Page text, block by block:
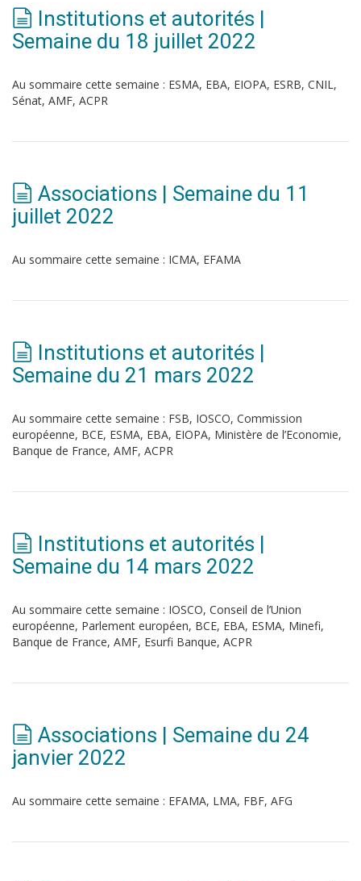
Institutions et autorités |
Semaine du 18 juillet 2022
Au sommaire cette semaine : ESMA, EBA, EIOPA, ESRB, CNIL,
Sénat, AMF, ACPR
Associations | Semaine du 11
juillet 2022
Au sommaire cette semaine : ICMA, EFAMA
Institutions et autorités |
Semaine du 21 mars 2022
Au sommaire cette semaine : FSB, IOSCO, Commission
européenne, BCE, ESMA, EBA, EIOPA, Ministère de l’Economie,
Banque de France, AMF, ACPR
Institutions et autorités |
Semaine du 14 mars 2022
Au sommaire cette semaine : IOSCO, Conseil de l’Union
européenne, Parlement européen, BCE, EBA, ESMA, Minefi,
Banque de France, AMF, Esurfi Banque, ACPR
Associations | Semaine du 24
janvier 2022
Au sommaire cette semaine : EFAMA, LMA, FBF, AFG